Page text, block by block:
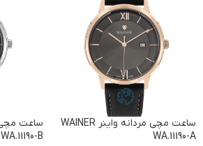
ساعت مچی مردانه واینر WAINER
WA.11190-A
WA.11190-B